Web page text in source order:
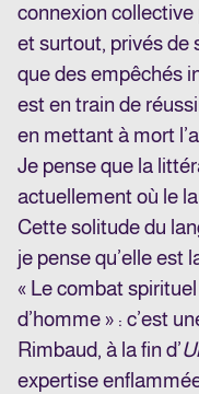
connexion
et surtout, privés de
que des empêchés
est en train de
en mettant à mort
Je pense que la
actuellement où le
Cette solitude du
je pense qu’elle est
« Le combat
d’homme » : c’est
Rimbaud, à la fin d’
expertise